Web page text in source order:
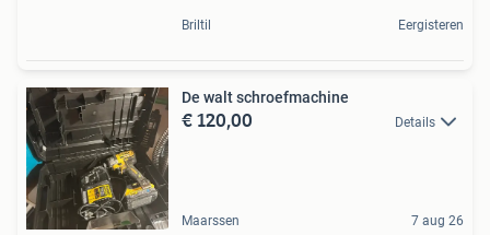
Briltil Eergisteren
De walt schroefmachine
€ 120,00 Details
Maarssen 7 aug 26